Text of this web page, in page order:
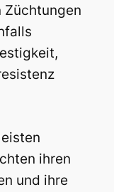
Züchtungen
ihren
und ihre